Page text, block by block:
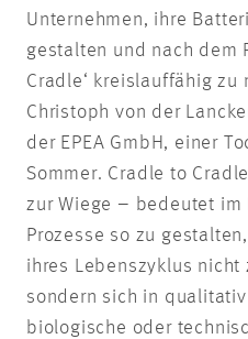
Unternehmen, ihre
gestalten und nach dem
Cradle‘ kreislauffähig zu
Christoph von der
der EPEA GmbH, einer
Sommer. Cradle to
zur Wiege – bedeutet im
Prozesse so zu
ihres Lebenszyklus nicht
sondern sich in
biologische oder